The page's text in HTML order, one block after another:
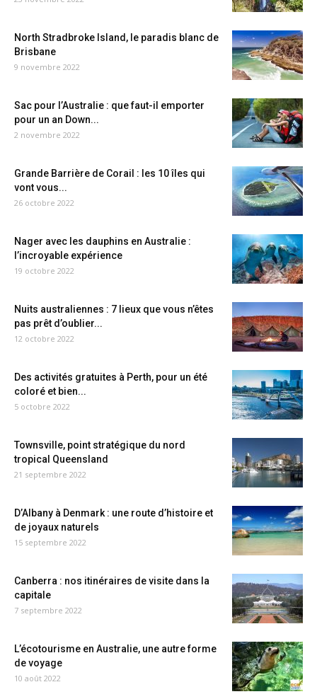
North Stradbroke Island, le paradis blanc de
Brisbane
9 novembre 2022
Sac pour l’Australie : que faut-il emporter
pour un an Down...
2 novembre 2022
Grande Barrière de Corail : les 10 îles qui
vont vous...
26 octobre 2022
Nager avec les dauphins en Australie :
l’incroyable expérience
19 octobre 2022
Nuits australiennes : 7 lieux que vous n’êtes
pas prêt d’oublier...
12 octobre 2022
Des activités gratuites à Perth, pour un été
coloré et bien...
5 octobre 2022
Townsville, point stratégique du nord
tropical Queensland
21 septembre 2022
D’Albany à Denmark : une route d’histoire et
de joyaux naturels
15 septembre 2022
Canberra : nos itinéraires de visite dans la
capitale
7 septembre 2022
L’écotourisme en Australie, une autre forme
de voyage
10 août 2022